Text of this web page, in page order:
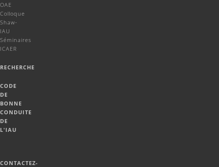
OAE
Colloque
Shaw-
IAU
Séminaires
ICAER
RECHERCHE
CODE
DE
BONNE
CONDUITE
DE
L'IAU
CONTACTEZ-